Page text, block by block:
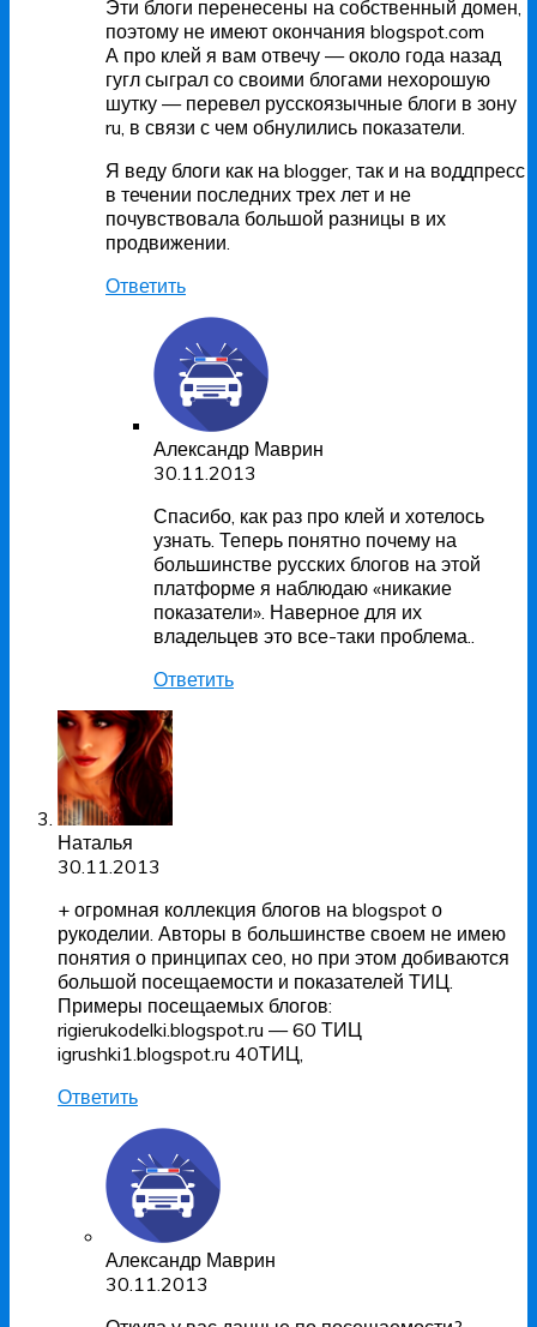
Эти блоги перенесены на собственный домен,
поэтому не имеют окончания blogspot.com
А про клей я вам отвечу — около года назад
гугл сыграл со своими блогами нехорошую
шутку — перевел русскоязычные блоги в зону
ru, в связи с чем обнулились показатели.
Я веду блоги как на blogger, так и на воддпресс
в течении последних трех лет и не
почувствовала большой разницы в их
продвижении.
Ответить
Александр Маврин
30.11.2013
Спасибо, как раз про клей и хотелось
узнать. Теперь понятно почему на
большинстве русских блогов на этой
платформе я наблюдаю «никакие
показатели». Наверное для их
владельцев это все-таки проблема..
Ответить
Наталья
30.11.2013
+ огромная коллекция блогов на blogspot о
рукоделии. Авторы в большинстве своем не имею
понятия о принципах сео, но при этом добиваются
большой посещаемости и показателей ТИЦ.
Примеры посещаемых блогов:
rigierukodelki.blogspot.ru — 60 ТИЦ
igrushki1.blogspot.ru 40ТИЦ,
Ответить
Александр Маврин
30.11.2013